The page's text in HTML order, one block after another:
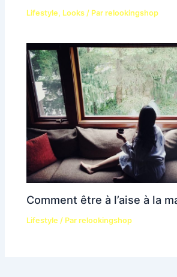
Lifestyle, Looks / Parrelookingshop
Comment être à l’aise à la
Lifestyle / Parrelookingshop